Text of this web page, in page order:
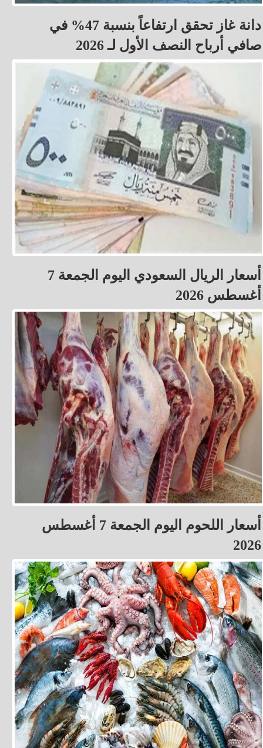
دانة غاز تحقق ارتفاعاً بنسبة 47% في
صافي أرباح النصف الأول لـ 2026
أسعار الريال السعودي اليوم الجمعة 7
أغسطس 2026
أسعار اللحوم اليوم الجمعة 7 أغسطس
2026